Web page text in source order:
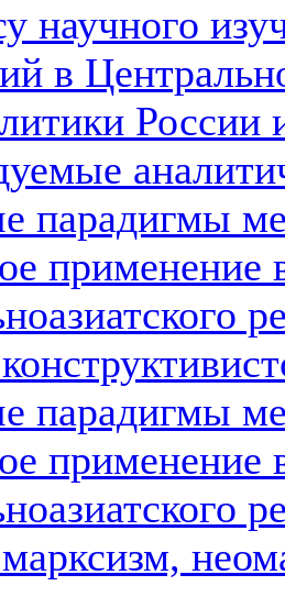
научного
в
России
парадигмы
применение
парадигмы
применение